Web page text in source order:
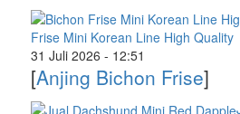
Frise Mini Korean Line High Quality
31 Juli 2026 - 12:51
[Anjing Bichon Frise]